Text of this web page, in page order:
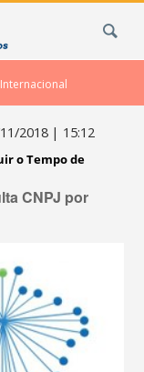
2018 | 15:12
o Tempo de
CNPJ por